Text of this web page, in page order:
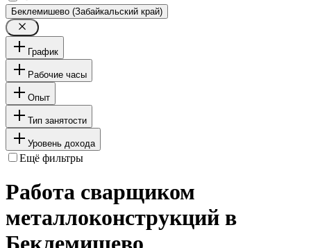
Беклемишево (Забайкальский край)
График
Рабочие часы
Опыт
Тип занятости
Уровень дохода
Ещё фильтры
Работа сварщиком
металлоконструкций в